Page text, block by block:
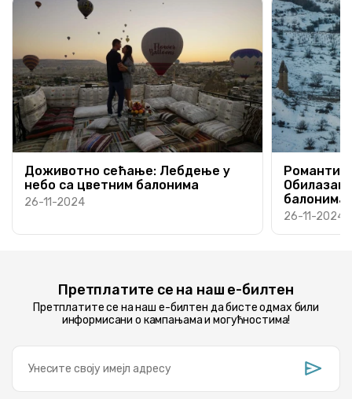
Доживотно сећање: Лебдење у
небо са цветним балонима
26-11-2024
Обилазак
балонима
26-11-2024
Претплатите се на наш е-билтен
Претплатите се на наш е-билтен да бисте одмах били
информисани о кампањама и могућностима!